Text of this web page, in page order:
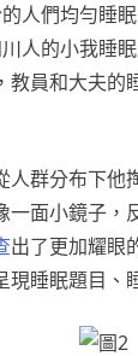
人們均勻睡
人的小我睡
教員和大夫的
人群分布下他
一面小鏡子，
出了更加耀眼
現睡眠題目、